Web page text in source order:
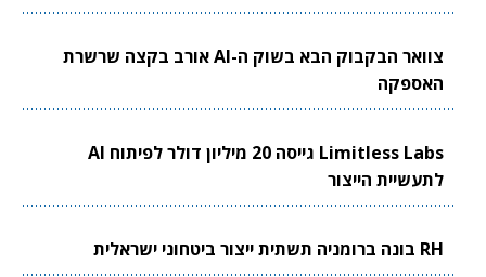
צוואר הבקבוק הבא בשוק ה-AI אורב בקצה שרשרת
האספקה
Limitless Labs גייסה 20 מיליון דולר לפיתוח AI
לתעשיית הייצור
RH בונה ברומניה תשתית ייצור ביטחוני ישראלית